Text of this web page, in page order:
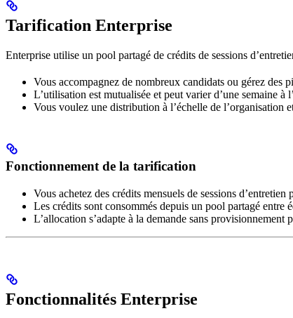
Tarification Enterprise
Enterprise utilise un pool partagé de crédits de sessions
Vous accompagnez de nombreux candidats ou gérez des
L’utilisation est mutualisée et peut varier d’une semaine à
Vous voulez une distribution à l’échelle de l’organisation
Fonctionnement de la tarification
Vous achetez des crédits mensuels de sessions
Les crédits sont consommés depuis un pool partagé entre
L’allocation s’adapte à la demande sans provisionnement
Fonctionnalités Enterprise